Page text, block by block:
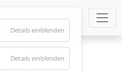
Details einblenden
Google
Details einblenden
Facebook